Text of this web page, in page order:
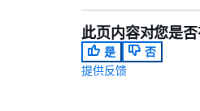
此页内容对您是否
是
否
提供反馈